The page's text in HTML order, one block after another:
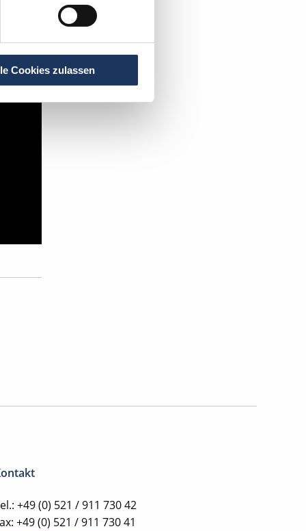
Cookies zulassen
+49 (0) 521 / 911 730 42
+49 (0) 521 / 911 730 41